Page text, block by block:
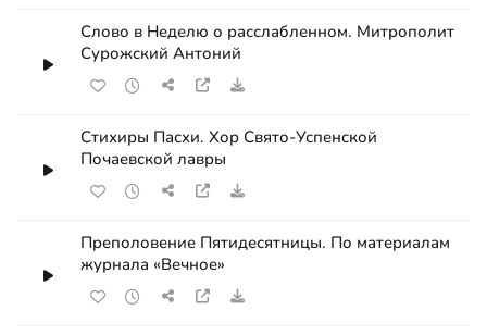
Слово в Неделю о расслабленном. Митрополит
Сурожский Антоний
Стихиры Пасхи. Хор Свято-Успенской
Почаевской лавры
Преполовение Пятидесятницы. По материалам
журнала «Вечное»